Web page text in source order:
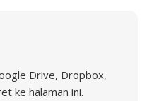
Drive, Dropbox,
ke halaman ini.